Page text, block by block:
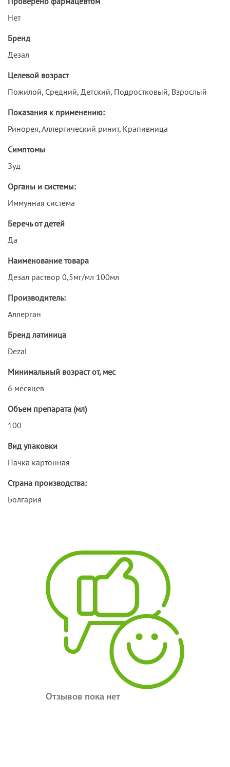
Нет
Бренд
Дезал
Целевой возраст
Пожилой, Средний, Детский, Подростковый, Взрослый
Показания к применению:
Ринорея, Аллергический ринит, Крапивница
Симптомы
Зуд
Органы и системы:
Иммунная система
Беречь от детей
Да
Наименование товара
Дезал раствор 0,5мг/мл 100мл
Производитель:
Аллерган
Бренд латиница
Dezal
Минимальный возраст от, мес
6 месяцев
Объем препарата (мл)
100
Вид упаковки
Пачка картонная
Страна производства:
Болгария
Отзывов пока нет